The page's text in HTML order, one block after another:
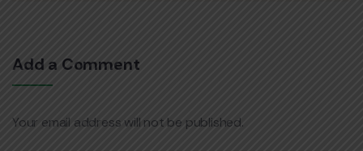
Add a Comment
Your email address will not be published.